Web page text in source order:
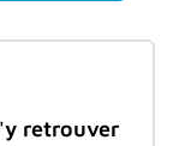
retrouver